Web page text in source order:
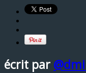
écrit par